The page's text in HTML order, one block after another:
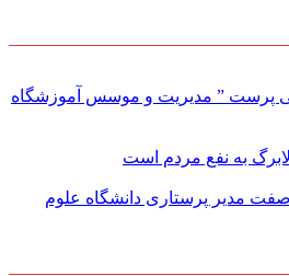
پرست ” مدیریت و موسس آموزشگاه
به نفع مردم است
صفت مدیر پرستاری دانشگاه علوم